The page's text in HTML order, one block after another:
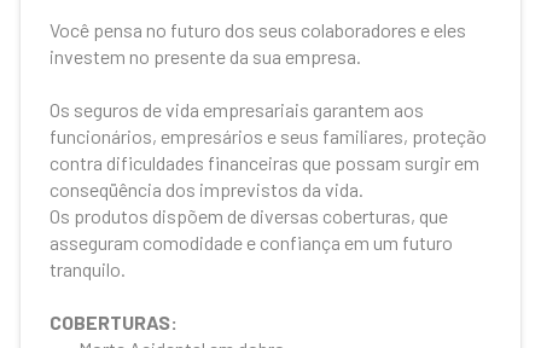
Você pensa no futuro dos seus colaboradores e eles
investem no presente da sua empresa.
Os seguros de vida empresariais garantem aos
funcionários, empresários e seus familiares, proteção
contra dificuldades financeiras que possam surgir em
conseqüência dos imprevistos da vida.
Os produtos dispõem de diversas coberturas, que
asseguram comodidade e confiança em um futuro
tranquilo.
COBERTURAS: